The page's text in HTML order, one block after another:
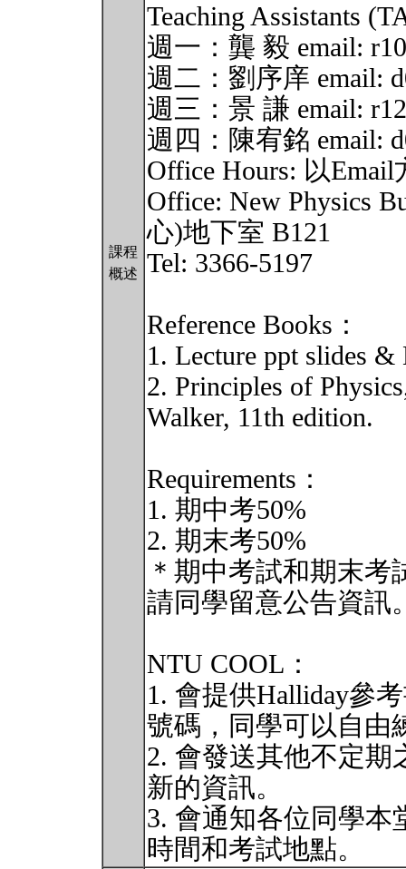
課程
概述
Teaching Assistants
週一：龔 毅 email:
週二：劉序庠 email:
週三：景 謙 email:
週四：陳宥銘 email:
Office Hours: 以
Office: New Physics
心)地下室 B121
Tel: 3366-5197
Reference Books：
1. Lecture ppt slides &
2. Principles of
Walker, 11th edition.
Requirements：
1. 期中考50%
2. 期末考50%
＊期中考試和期末
請同學留意公告資訊
NTU COOL：
1. 會提供Halliday參
號碼，同學可以自由
2. 會發送其他不定期
新的資訊。
3. 會通知各位同學本
時間和考試地點。